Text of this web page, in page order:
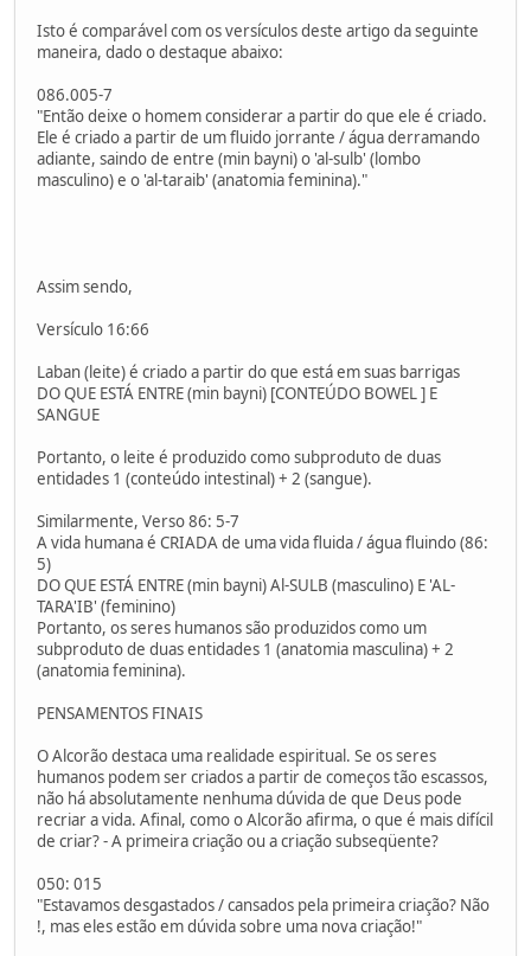
Isto é comparável com os versículos deste artigo da seguinte
maneira, dado o destaque abaixo:
086.005-7
"Então deixe o homem considerar a partir do que ele é criado.
Ele é criado a partir de um fluido jorrante / água derramando
adiante, saindo de entre (min bayni) o 'al-sulb' (lombo
masculino) e o 'al-taraib' (anatomia feminina)."
Assim sendo,
Versículo 16:66
Laban (leite) é criado a partir do que está em suas barrigas
DO QUE ESTÁ ENTRE (min bayni) [CONTEÚDO BOWEL ] E
SANGUE
Portanto, o leite é produzido como subproduto de duas
entidades 1 (conteúdo intestinal) + 2 (sangue).
Similarmente, Verso 86: 5-7
A vida humana é CRIADA de uma vida fluida / água fluindo (86:
5)
DO QUE ESTÁ ENTRE (min bayni) Al-SULB (masculino) E 'AL-
TARA'IB' (feminino)
Portanto, os seres humanos são produzidos como um
subproduto de duas entidades 1 (anatomia masculina) + 2
(anatomia feminina).
PENSAMENTOS FINAIS
O Alcorão destaca uma realidade espiritual. Se os seres
humanos podem ser criados a partir de começos tão escassos,
não há absolutamente nenhuma dúvida de que Deus pode
recriar a vida. Afinal, como o Alcorão afirma, o que é mais difícil
de criar? - A primeira criação ou a criação subseqüente?
050: 015
"Estavamos desgastados / cansados pela primeira criação? Não
!, mas eles estão em dúvida sobre uma nova criação!"